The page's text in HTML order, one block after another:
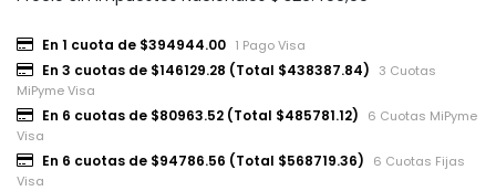
En 1 cuota de $394944.00 1 Pago Visa
En 3 cuotas de $146129.28 (Total $438387.84)
3 Cuotas
MiPyme Visa
En 6 cuotas de $80963.52 (Total $485781.12)
6 Cuotas MiPyme
Visa
En 6 cuotas de $94786.56 (Total $568719.36)
6 Cuotas Fijas
Visa